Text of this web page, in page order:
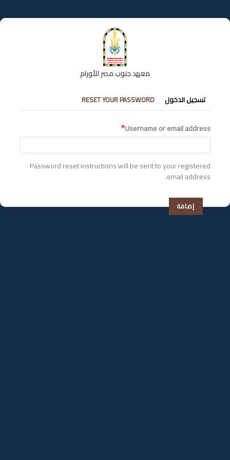
إلى
المحتوى
معهد جنوب مصر للأورام
التبويبات
الأساسية
تسجيل الدخول RESET YOUR PASSWORD
Username or email address
Password reset instructions will be sent to your registered
email address.